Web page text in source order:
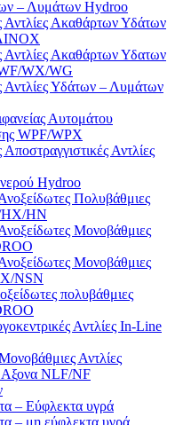
– Λυμάτων Hydroo
Αντλίες Ακαθάρτων Υδάτων
Αντλίες Ακαθάρτων Υδατων
WX/WG
Αντλίες Υδάτων – Λυμάτων
Αυτομάτου
WPF/WPX
Αντλίες
νερού Ηydroo
Πολυβάθμιες
HX/HN
Μονοβάθμιες
Μονοβάθμιες
NSN
πολυβάθμιες
Αντλίες In-Line
Αντλίες
Αξονα NLF/NF
– Εύφλεκτα υγρά
– μη εύφλεκτα υγρά